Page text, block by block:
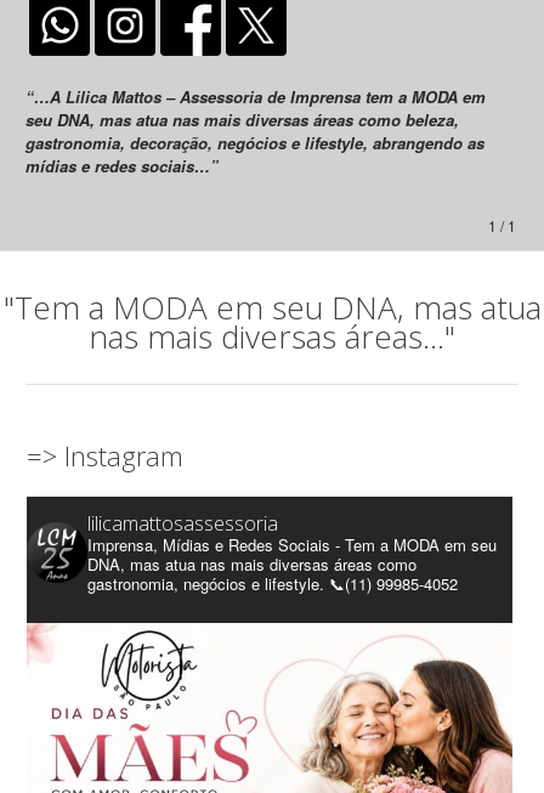
“…A Lilica Mattos – Assessoria de Imprensa tem a MODA em
seu DNA, mas atua nas mais diversas áreas como beleza,
gastronomia, decoração, negócios e lifestyle, abrangendo as
mídias e redes sociais…”
1 / 1
"Tem a MODA em seu DNA, mas atua
nas mais diversas áreas..."
=> Instagram
lilicamattosassessoria
Imprensa, Mídias e Redes Sociais - Tem a MODA em seu
DNA, mas atua nas mais diversas áreas como
gastronomia, negócios e lifestyle. 📞(11) 99985-4052